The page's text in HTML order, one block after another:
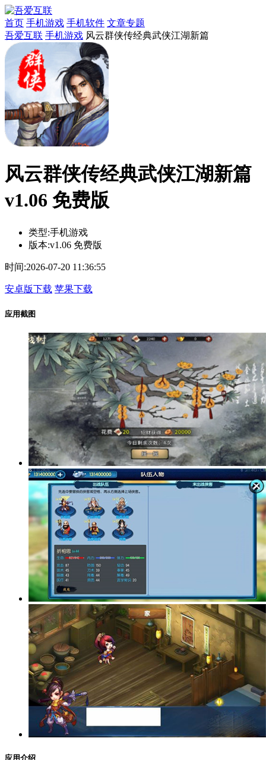
首页 手机游戏 手机软件 文章专题
吾爱互联 手机游戏 风云群侠传经典武侠江湖新篇
风云群侠传经典武侠江湖新篇
v1.06 免费版
类型:手机游戏
版本:v1.06 免费版
时间:2026-07-20 11:36:55
安卓版下载 苹果下载
应用截图
应用介绍